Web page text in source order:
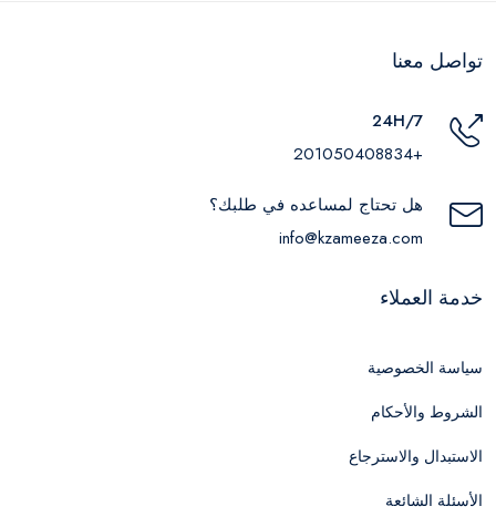
تواصل معنا
24H/7
+201050408834
هل تحتاج لمساعده في طلبك؟
info@kzameeza.com
خدمة العملاء
سياسة الخصوصية
الشروط والأحكام
الاستبدال والاسترجاع
الأسئلة الشائعة